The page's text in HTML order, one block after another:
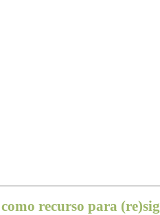
recurso para